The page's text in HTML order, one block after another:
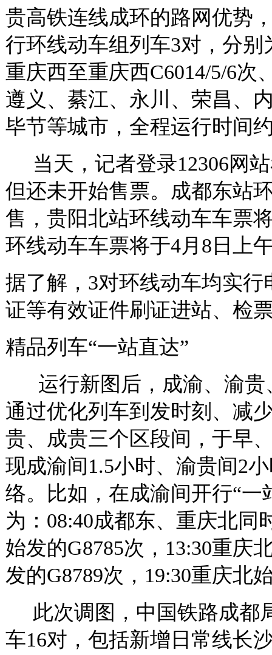
贵高铁连线成环的路网优势
行环线动车组列车3对，分别
重庆西至重庆西C6014/5/6次
遵义、綦江、永川、荣昌、
毕节等城市，全程运行时间
当天，记者登录12306网
但还未开始售票。成都东站
售，贵阳北站环线动车车票
环线动车车票将于4月8日上
据了解，3对环线动车均实
证等有效证件刷证进站、检
精品列车“一站直达”
运行新图后，成渝、渝贵
通过优化列车到发时刻、减
贵、成贵三个区段间，于早
现成渝间1.5小时、渝贵间2
络。比如，在成渝间开行“
为：08:40成都东、重庆北同
始发的G8785次，13:30重庆
发的G8789次，19:30重庆北
此次调图，中国铁路成都
车16对，包括新增日常线长